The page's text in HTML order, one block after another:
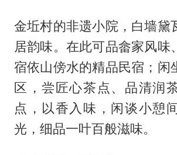
金坵村的非遗小院，白墙黛
居韵味。在此可品畲家风味
宿依山傍水的精品民宿；闲
区，尝匠心茶点、品清润
点，以香入味，闲谈小憩
光，细品一叶百般滋味。